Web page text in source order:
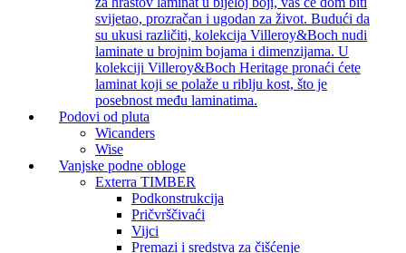
svijetao, prozračan i ugodan za život. Budući da
su ukusi različiti, kolekcija Villeroy&Boch nudi
laminate u brojnim bojama i dimenzijama. U
kolekciji Villeroy&Boch Heritage pronaći ćete
laminat koji se polaže u riblju kost, što je
posebnost među laminatima.
Podovi od pluta
Wicanders
Wise
Vanjske podne obloge
Exterra TIMBER
Podkonstrukcija
Pričvrščivaći
Vijci
Premazi i sredstva za čišćenje